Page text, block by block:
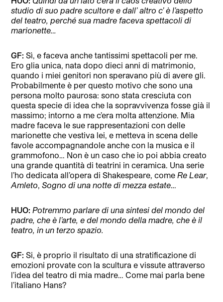
studio di suo padre scultore e dall’ altro c’ è l’aspetto
del teatro, perché sua madre faceva spettacoli di
marionette…
GF:Sì, e faceva anche tantissimi spettacoli per me.
Ero glia unica, nata dopo dieci anni di matrimonio,
quando i miei genitori non speravano più di avere gli.
Probabilmente è per questo motivo che sono una
persona molto paurosa: sono stata cresciuta con
questa specie di idea che la sopravvivenza fosse già il
massimo; intorno a me c’era molta attenzione. Mia
madre faceva le sue rappresentazioni con delle
marionette che vestiva lei, e metteva in scena delle
favole accompagnandole anche con la musica e il
grammofono… Non è un caso che io poi abbia creato
una grande quantità di teatrini in ceramica. Una serie
l’ho dedicata all’opera di Shakespeare, come Re Lear,
Amleto ,Sogno di una notte di mezza estate
HUO: Potremmo parlare di una sintesi del mondo del
padre, che è l’arte, e del mondo della madre, che è il
teatro, in un terzo spazio.
GF:Si, è proprio il risultato di una stratificazione di
emozioni provate con la scultura e vissute attraverso
l’idea del teatro di mia madre… Come mai parla bene
l’italiano Hans?